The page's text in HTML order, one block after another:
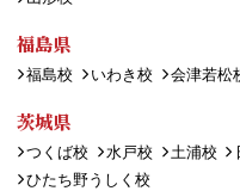
福島県
福島校 いわき校 会津若松
茨城県
つくば校 水戸校 土浦校
ひたち野うしく校